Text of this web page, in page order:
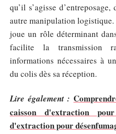
qu’il s’agisse
autre manipulation
joue un rôle déterminant
facilite la transmission
informations nécessaires à
du colis dès sa réception.
Lire également :
caisson d'extraction
d'extraction pour